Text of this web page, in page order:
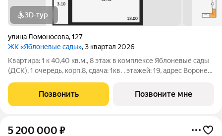
3D-тур
улица Ломоносова,127
ЖК «Яблоневые сады», 3 квартал 2026
Квартира: 1 к 40,40 кв.м., 8 этаж в комплексе Яблоневые сады
(ДСК), 1 очередь, корп.8, сдача: 1кв. , этажей: 19, адрес Воронеж
Позвонить Позвоните мне
5 200 000 ₽